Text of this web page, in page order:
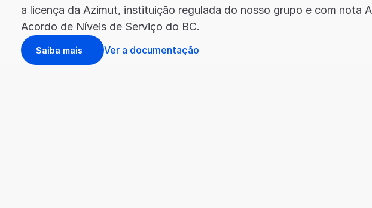
a licença da Azimut, instituição regulada do nosso grupo e com nota
Acordo de Níveis de Serviço do BC.
Saiba mais Ver a documentação